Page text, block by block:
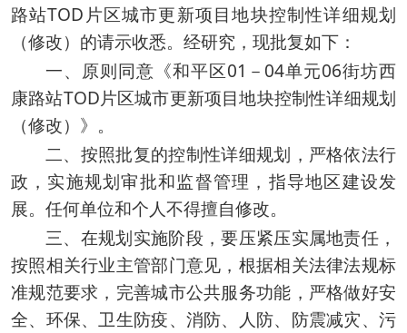
路站TOD片区城市更新项目地块控制性详细规划
（修改）的请示收悉。经研究，现批复如下：
一、原则同意《和平区01－04单元06街坊西
康路站TOD片区城市更新项目地块控制性详细规划
（修改）》。
二、按照批复的控制性详细规划，严格依法行
政，实施规划审批和监督管理，指导地区建设发
展。任何单位和个人不得擅自修改。
三、在规划实施阶段，要压紧压实属地责任，
按照相关行业主管部门意见，根据相关法律法规标
准规范要求，完善城市公共服务功能，严格做好安
全、环保、卫生防疫、消防、人防、防震减灾、污